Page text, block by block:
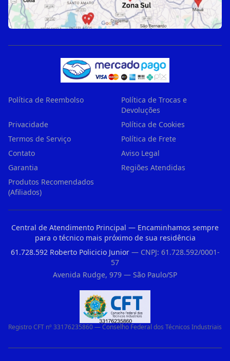
Política de Reembolso
Política de Trocas e
Devoluções
Privacidade
Política de Cookies
Termos de Serviço
Política de Frete
Contato
Aviso Legal
Garantia
Regiões Atendidas
Produtos Recomendados
(Afiliados)
Central de Atendimento Principal — Encaminhamos sempre
para o técnico mais próximo de sua residência
61.728.592 Roberto Policicio Junior— CNPJ: 61.728.592/0001-
57
Avenida Rudge, 979 — São Paulo/SP
Registro CFT nº 33176235860 — Conselho Federal dos Técnicos Industriais